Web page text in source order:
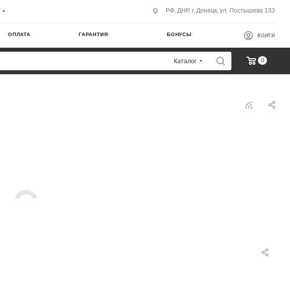
РФ, ДНР, г. Донецк, ул. Постышева 133
ОПЛАТА ГАРАНТИЯ БОНУСЫ ВОЙТИ
Каталог 0